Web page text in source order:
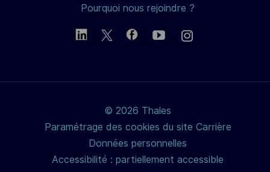
Pourquoi nous rejoindre ?
© 2026 Thales
Paramétrage des cookies du site Carrière
Données personnelles
Accessibilité : partiellement accessible